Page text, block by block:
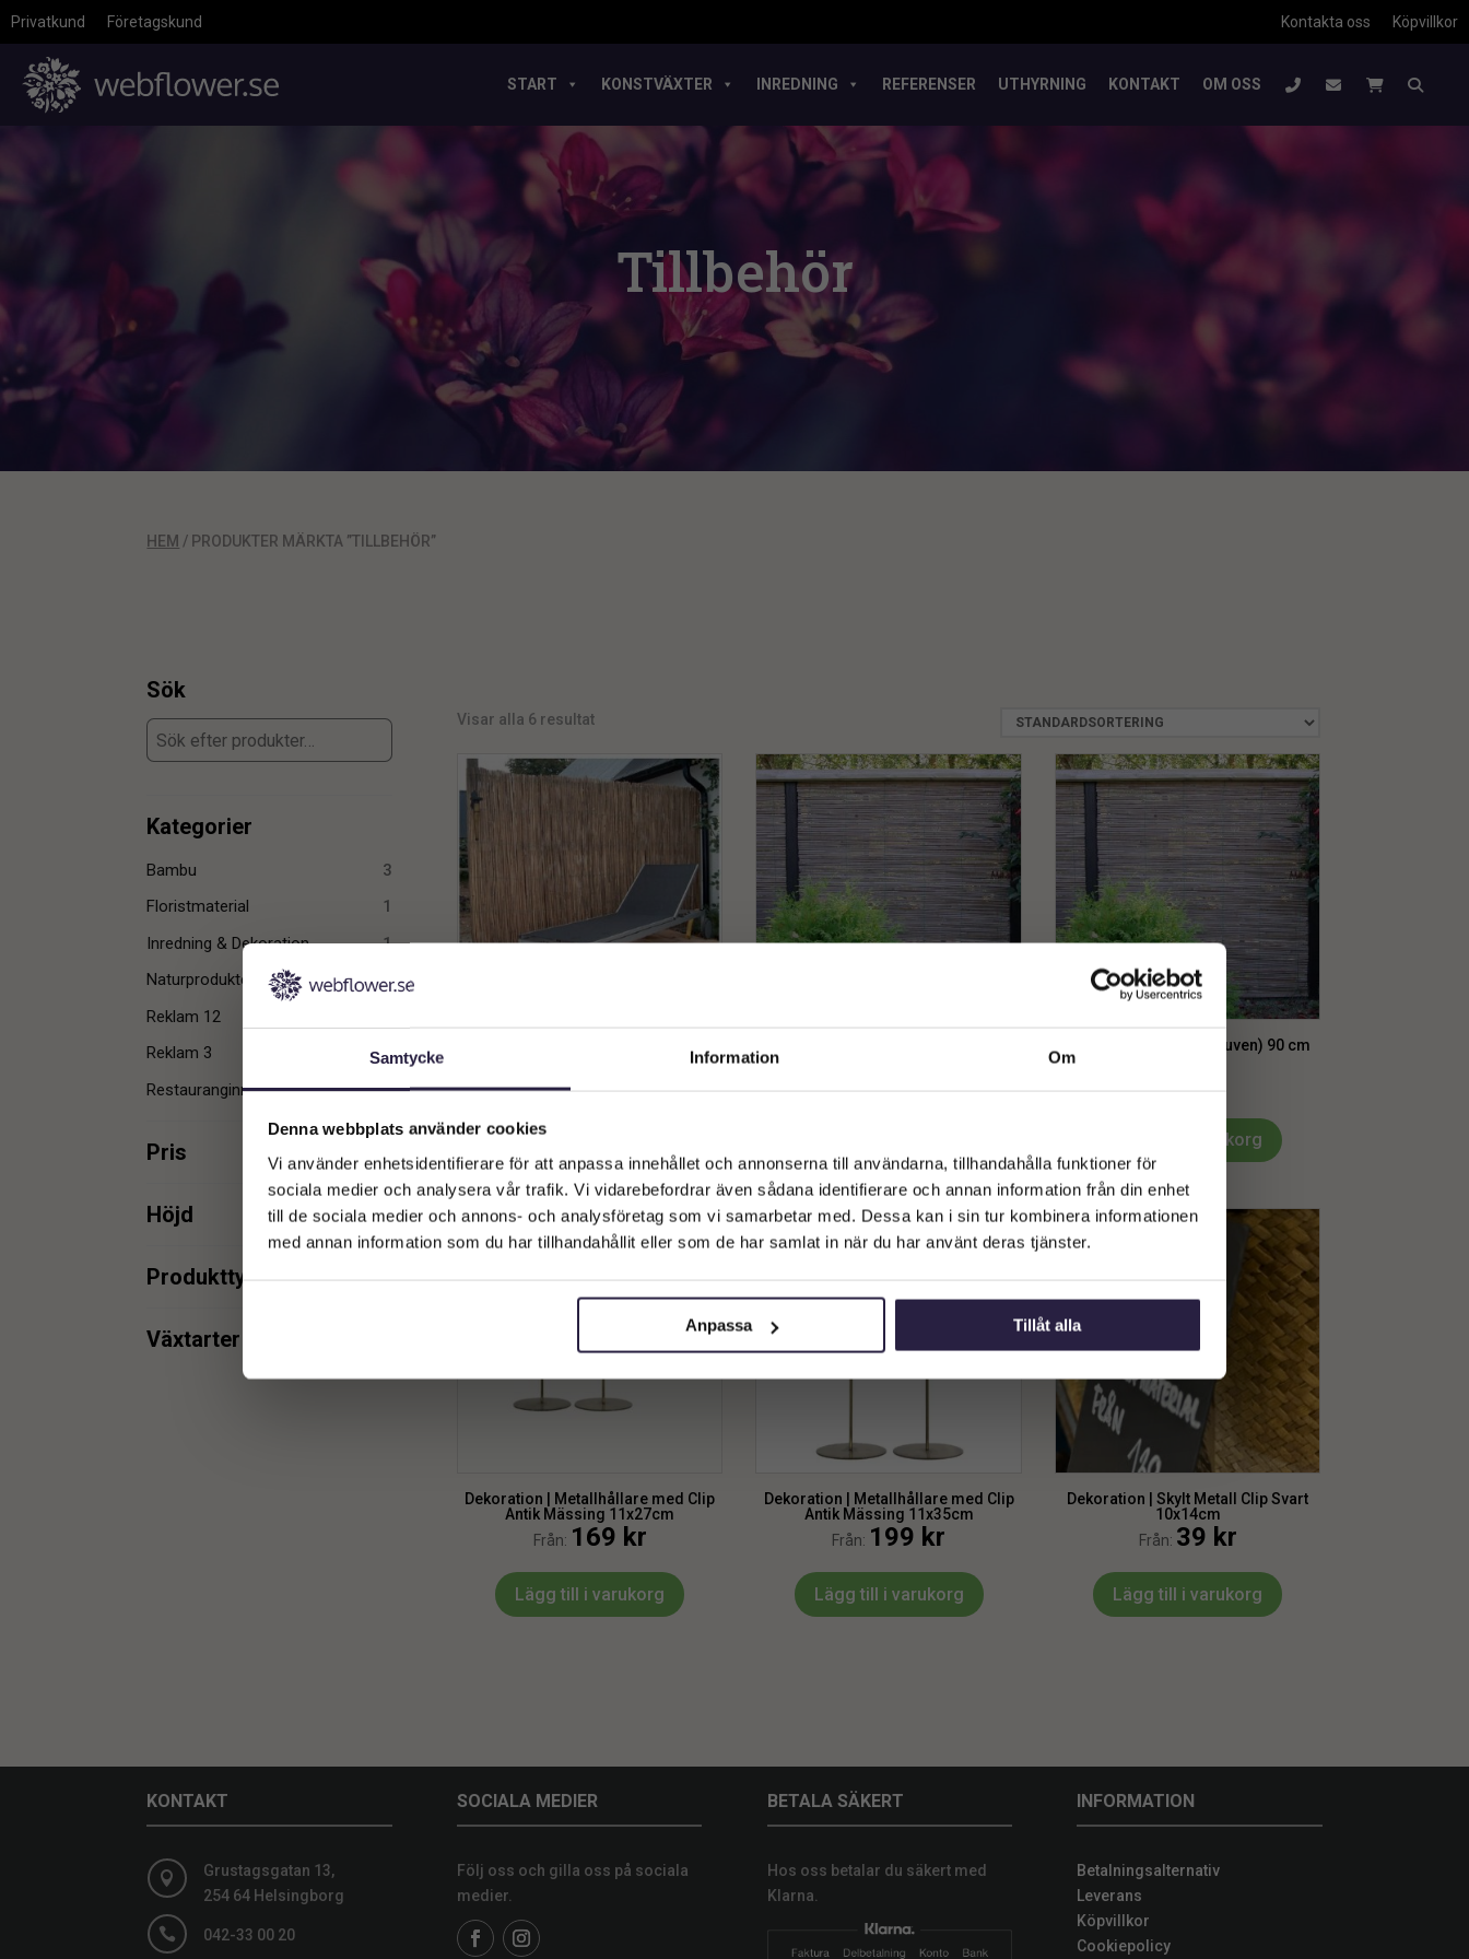
Samtycke Information Om
Denna webbplats använder cookies
Vi använder enhetsidentifierare för att anpassa innehållet och annonserna till användarna, tillhandahålla funktioner för
sociala medier och analysera vår trafik. Vi vidarebefordrar även sådana identifierare och annan information från din enhet
till de sociala medier och annons- och analysföretag som vi samarbetar med. Dessa kan i sin tur kombinera informationen
med annan information som du har tillhandahållit eller som de har samlat in när du har använt deras tjänster.
Anpassa Tillåt alla
Privatkund Företagskund Köpvillkor
Kontakta oss
START KONSTVÄXTER INREDNING REFERENSER UTHYRNING KONTAKT OM OSS
Tillbehör
HEM / PRODUKTER MÄRKTA ”TILLBEHÖR”
Sök
Kategorier
Bambu
3
Floristmaterial
1
Inredning & Dekoration
1
Naturprodukter & Tillbehör
3
Reklam 12
Reklam 3
1
Restauranginredning
3
Pris
max.
min.
Höjd
Produkttyper
Växtarter
1
Visar alla 6 resultat
829
Lägg till i varukorg
Bambu | Vindskydd (kluven) 90 cm
Lägg till i varukorg
Dekoration | Metallhållare med Clip
Antik Mässing 11x27cm
Från: 169 kr
Lägg till i varukorg
Dekoration | Metallhållare med Clip
Antik Mässing 11x35cm
Från: 199 kr
Lägg till i varukorg
Dekoration | Skylt Metall Clip Svart
10x14cm
Från: 39 kr
Lägg till i varukorg
KONTAKT

Grustagsgatan 13,
254 64 Helsingborg
 042-33 00 20
SOCIALA MEDIER
Följ oss och gilla oss på sociala
medier.
BETALA SÄKERT
Hos oss betalar du säkert med
Klarna.
INFORMATION
Betalningsalternativ
Leverans
Köpvillkor
Cookiepolicy
Välkommen till Webflower
Vilken typ av kund är du? Du kan alltid justera ditt val längst upp
Företagskund (exkl. moms)